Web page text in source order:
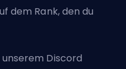
dem Rank, den du
unserem Discord